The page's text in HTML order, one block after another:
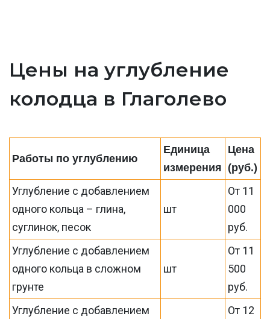
Цены на углубление
колодца в Глаголево
Работы по углублению
Единица
измерения
Цена
(руб.)
Углубление с добавлением
одного кольца – глина,
суглинок, песок
шт
От 11
000
руб.
Углубление с добавлением
одного кольца в сложном
грунте
шт
От 11
500
руб.
Углубление с добавлением
От 12